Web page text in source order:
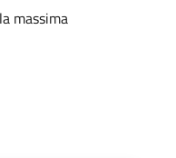
massima